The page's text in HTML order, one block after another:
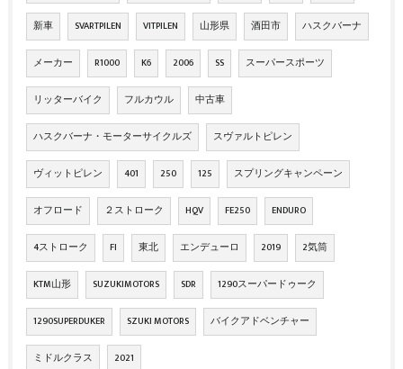
新車 SVARTPILEN VITPILEN 山形県 酒田市 ハスクバーナ
メーカー R1000 K6 2006 SS スーパースポーツ
リッターバイク フルカウル 中古車
ハスクバーナ・モーターサイクルズ スヴァルトピレン
ヴィットピレン 401 250 125 スプリングキャンペーン
オフロード ２ストローク HQV FE250 ENDURO
4ストローク FI 東北 エンデューロ 2019 2気筒
KTM山形 SUZUKIMOTORS SDR 1290スーパードゥーク
1290SUPERDUKER SZUKI MOTORS バイクアドベンチャー
ミドルクラス 2021